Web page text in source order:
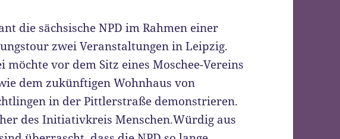
die sächsische NPD im Rahmen einer
zwei Veranstaltungen in Leipzig.
möchte vor dem Sitz eines Moschee-Vereins
dem zukünftigen Wohnhaus von
in der Pittlerstraße demonstrieren.
des Initiativkreis Menschen.Würdig aus